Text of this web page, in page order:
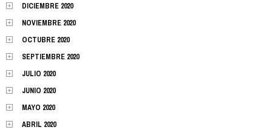
DICIEMBRE 2020
NOVIEMBRE 2020
OCTUBRE 2020
SEPTIEMBRE 2020
JULIO 2020
JUNIO 2020
MAYO 2020
ABRIL 2020